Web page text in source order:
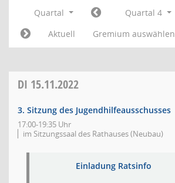
Quartal Quartal 4
Aktuell
Gremium auswählen
DI 15.11.2022
3. Sitzung des Jugendhilfeausschusses
17:00-19:35 Uhr
im Sitzungssaal des Rathauses (Neubau)
Einladung Ratsinfo